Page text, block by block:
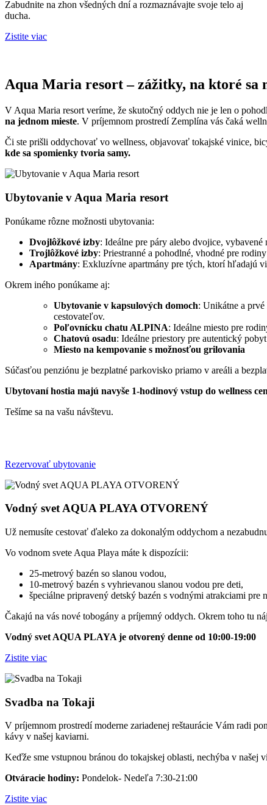
Zabudnite na zhon všedných dní a rozmaznávajte svoje telo aj
ducha.
Zistite viac
Aqua Maria resort – zážitky, na ktoré sa
V Aqua Maria resort veríme, že skutočný oddych nie je len o
na jednom mieste. V príjemnom prostredí Zemplína vás čaká
Či ste prišli oddychovať vo wellness, objavovať tokajské vinice,
kde sa spomienky tvoria samy.
Ubytovanie v Aqua Maria resort
Ponúkame rôzne možnosti ubytovania:
Dvojlôžkové izby: Ideálne pre páry alebo dvojice, vybavené
Trojlôžkové izby: Priestranné a pohodlné, vhodné pre
Apartmány: Exkluzívne apartmány pre tých, ktorí hľadajú
Okrem iného ponúkame aj:
Ubytovanie v kapsulových domoch: Unikátne a
cestovateľov.
Poľovnícku chatu ALPINA: Ideálne miesto pre
Chatovú osadu: Ideálne priestory pre autentický
Miesto na kempovanie s možnosťou grilovania
Súčasťou penziónu je bezplatné parkovisko priamo v areáli a
Ubytovaní hostia majú navyše 1-hodinový vstup do wellness
Tešíme sa na vašu návštevu.
Rezervovať ubytovanie
Vodný svet AQUA PLAYA OTVORENÝ
Už nemusíte cestovať ďaleko za dokonalým oddychom a
Vo vodnom svete Aqua Playa máte k dispozícii:
25-metrový bazén so slanou vodou,
10-metrový bazén s vyhrievanou slanou vodou pre deti,
špeciálne pripravený detský bazén s vodnými atrakciami pre
Čakajú na vás nové tobogány a príjemný oddych. Okrem toho tu
Vodný svet AQUA PLAYA je otvorený denne od 10:00-19:00
Zistite viac
Svadba na Tokaji
V príjemnom prostredí moderne zariadenej reštaurácie Vám radi
kávy v našej kaviarni.
Keďže sme vstupnou bránou do tokajskej oblasti, nechýba v
Otváracie hodiny: Pondelok- Nedeľa 7:30-21:00
Zistite viac